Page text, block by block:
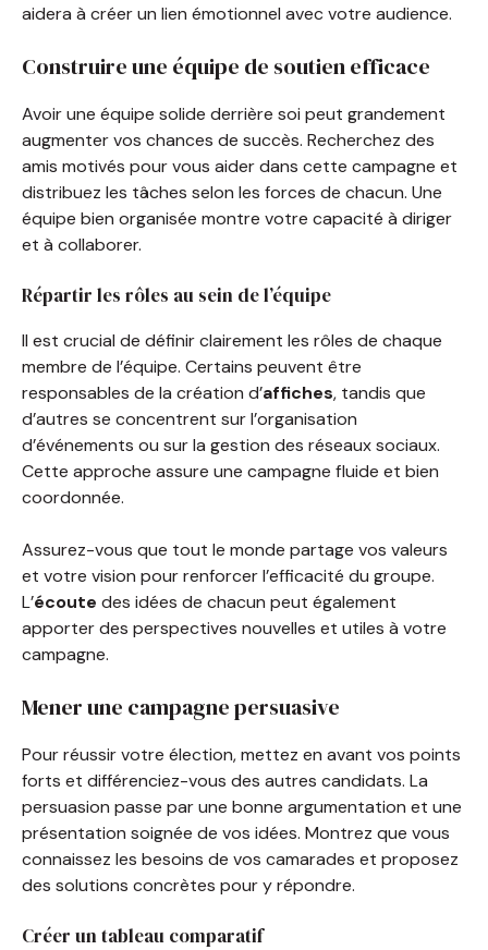
aidera à créer un lien émotionnel avec votre audience.
Construire une équipe de soutien efficace
Avoir une équipe solide derrière soi peut grandement
augmenter vos chances de succès. Recherchez des
amis motivés pour vous aider dans cette campagne et
distribuez les tâches selon les forces de chacun. Une
équipe bien organisée montre votre capacité à diriger
et à collaborer.
Répartir les rôles au sein de l’équipe
Il est crucial de définir clairement les rôles de chaque
membre de l’équipe. Certains peuvent être
responsables de la création d’affiches, tandis que
d’autres se concentrent sur l’organisation
d’événements ou sur la gestion des réseaux sociaux.
Cette approche assure une campagne fluide et bien
coordonnée.
Assurez-vous que tout le monde partage vos valeurs
et votre vision pour renforcer l’efficacité du groupe.
L’écoute des idées de chacun peut également
apporter des perspectives nouvelles et utiles à votre
campagne.
Mener une campagne persuasive
Pour réussir votre élection, mettez en avant vos points
forts et différenciez-vous des autres candidats. La
persuasion passe par une bonne argumentation et une
présentation soignée de vos idées. Montrez que vous
connaissez les besoins de vos camarades et proposez
des solutions concrètes pour y répondre.
Créer un tableau comparatif